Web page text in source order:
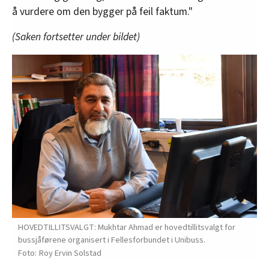
å vurdere om den bygger på feil faktum."
(Saken fortsetter under bildet)
HOVEDTILLITSVALGT: Mukhtar Ahmad er hovedtillitsvalgt for
bussjåførene organisert i Fellesforbundet i Unibuss.
Roy Ervin Solstad